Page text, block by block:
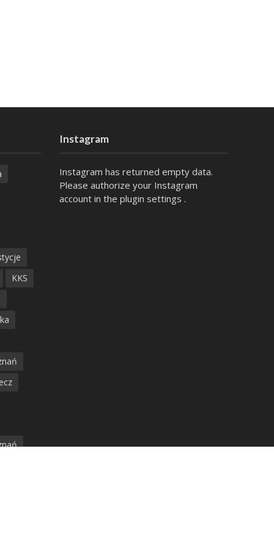
KKS
Instagram
Instagram has returned empty data.
Please authorize your Instagram
account in the plugin settings .